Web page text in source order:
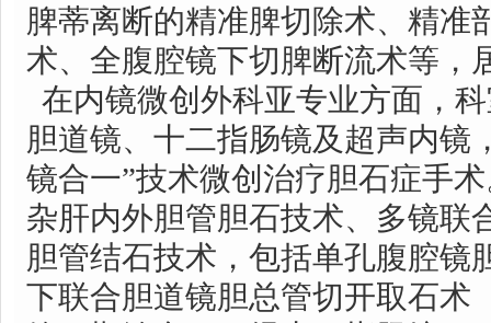
脾蒂离断的精准脾切除术、精准
术、全腹腔镜下切脾断流术等，
在内镜微创外科亚专业方面，
胆道镜、十二指肠镜及超声内镜
镜合一”技术微创治疗胆石症手
杂肝内外胆管胆石技术、多镜联
胆管结石技术，包括单孔腹腔镜
下联合胆道镜胆总管切开取石术